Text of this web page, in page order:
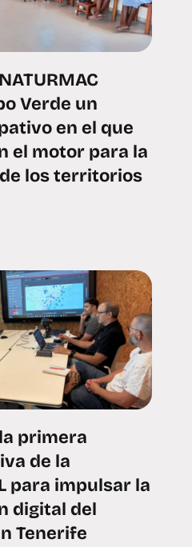
Verde un
en el que
el motor para la
los territorios
primera
de la
para impulsar la
digital del
Tenerife